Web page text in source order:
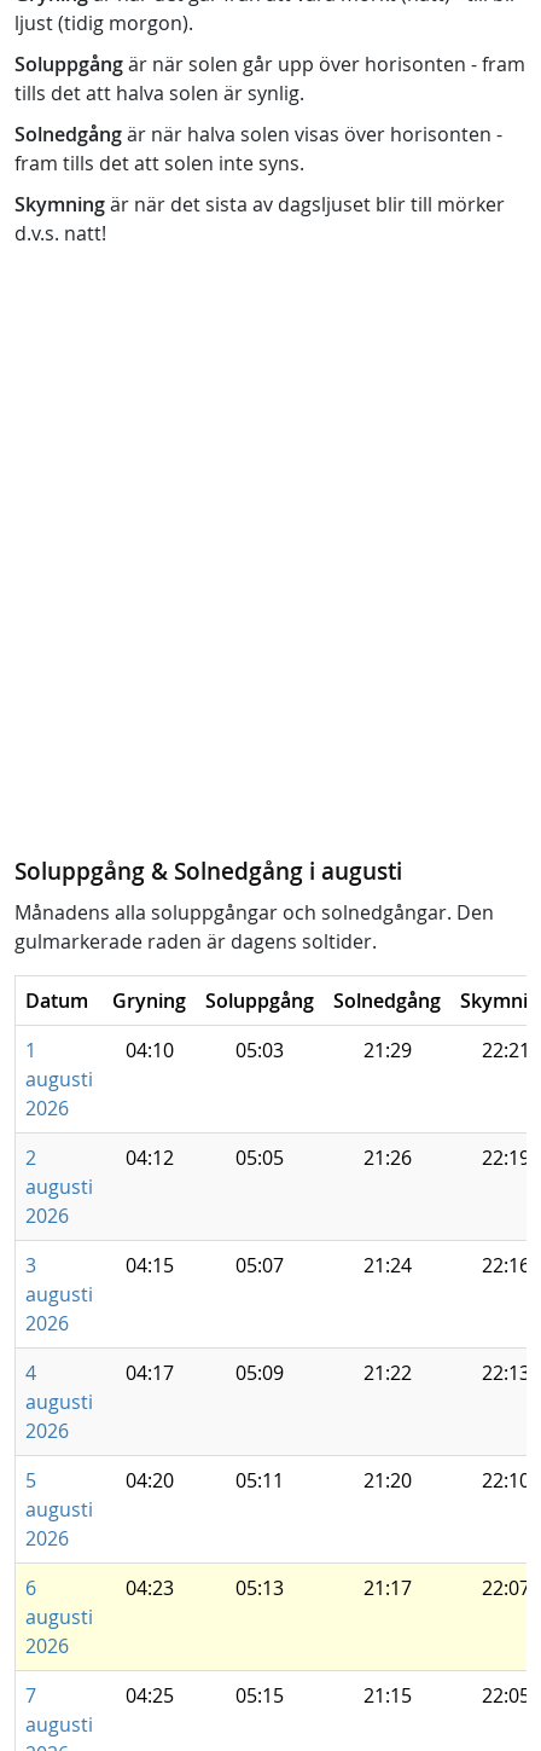
ljust (tidig morgon).
Soluppgångär när solen går upp över horisonten - fram
tills det att halva solen är synlig.
Solnedgångär när halva solen visas över horisonten -
fram tills det att solen inte syns.
Skymningär när det sista av dagsljuset blir till mörker
d.v.s. natt!
Soluppgång & Solnedgång i augusti
Månadens alla soluppgångar och solnedgångar. Den
gulmarkerade raden är dagens soltider.
Datum Gryning Soluppgång Solnedgång
1
augusti
2026
04:10 05:03 21:29 22:21
2
augusti
2026
04:12 05:05 21:26 22:19
3
augusti
2026
04:15 05:07 21:24 22:16
4
augusti
2026
04:17 05:09 21:22 22:13
5
augusti
2026
04:20 05:11 21:20 22:10
6
augusti
2026
04:23 05:13 21:17 22:07
7
augusti
04:25 05:15 21:15 22:05